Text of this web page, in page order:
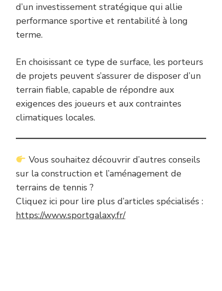
d’un investissement stratégique qui allie
performance sportive et rentabilité à long
terme.
En choisissant ce type de surface, les porteurs
de projets peuvent s’assurer de disposer d’un
terrain fiable, capable de répondre aux
exigences des joueurs et aux contraintes
climatiques locales.
Vous souhaitez découvrir d’autres conseils
sur la construction et l’aménagement de
terrains de tennis ?
Cliquez ici pour lire plus d’articles spécialisés :
https://www.sportgalaxy.fr/